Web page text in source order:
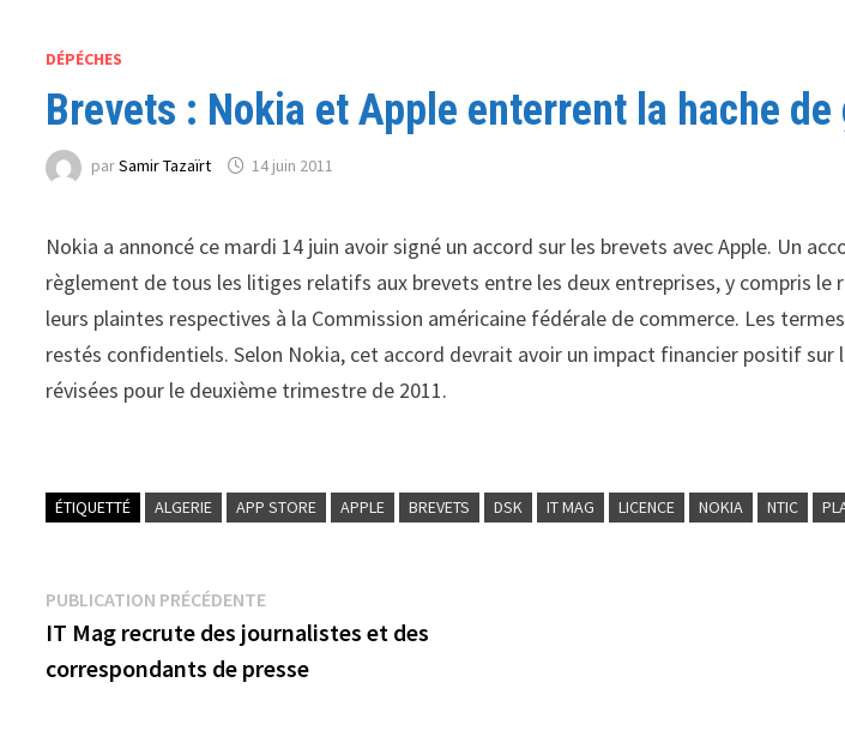
DÉPÉCHES
Brevets : Nokia et Apple enterrent la hache de
parSamir Tazaïrt 14 juin 2011
Nokia a annoncé ce mardi 14 juin avoir signé un accord sur les brevets avec Apple. Un
règlement de tous les litiges relatifs aux brevets entre les deux entreprises, y compris le
leurs plaintes respectives à la Commission américaine fédérale de commerce. Les
restés confidentiels. Selon Nokia, cet accord devrait avoir un impact financier positif sur
révisées pour le deuxième trimestre de 2011.
ÉTIQUETTÉ ALGERIE APP STORE APPLE BREVETS DSK IT MAG LICENCE NOKIA NTIC
Navigation
de
l’article
PUBLICATION PRÉCÉDENTEPublication
précédente :
IT Mag recrute des journalistes et des
correspondants de presse